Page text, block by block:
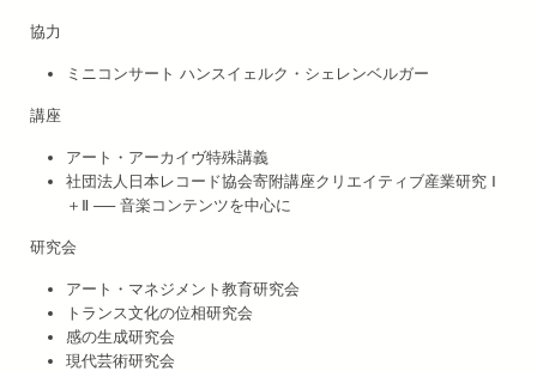
協力
ミニコンサート ハンスイェルク・シェレンベルガー
講座
アート・アーカイヴ特殊講義
社団法人日本レコード協会寄附講座クリエイティブ産業研究 Ⅰ
＋Ⅱ ── 音楽コンテンツを中心に
研究会
アート・マネジメント教育研究会
トランス文化の位相研究会
感の生成研究会
現代芸術研究会